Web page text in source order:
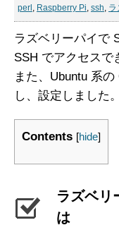
perl , Raspberry Pi, ssh, ラ
ラズベリーパイで
SSH でアクセスで
また、Ubuntu 系
し、設定しました。
Contents [hide]
ラズベリ
は